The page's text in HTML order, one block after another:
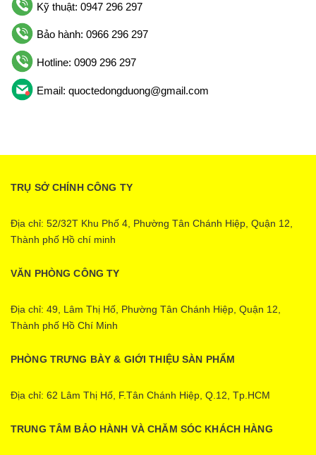
Kỹ thuật: 0947 296 297
Bảo hành: 0966 296 297
Hotline: 0909 296 297
Email: quoctedongduong@gmail.com
TRỤ SỞ CHÍNH CÔNG TY
Địa chỉ: 52/32T Khu Phố 4, Phường Tân Chánh Hiệp, Quận 12,
Thành phố Hồ chí minh
VĂN PHÒNG CÔNG TY
Địa chỉ: 49, Lâm Thị Hố, Phường Tân Chánh Hiệp, Quận 12,
Thành phố Hồ Chí Minh
PHÒNG TRƯNG BÀY & GIỚI THIỆU SÀN PHẨM
Địa chỉ: 62 Lâm Thị Hố, F.Tân Chánh Hiệp, Q.12, Tp.HCM
TRUNG TÂM BẢO HÀNH VÀ CHĂM SÓC KHÁCH HÀNG